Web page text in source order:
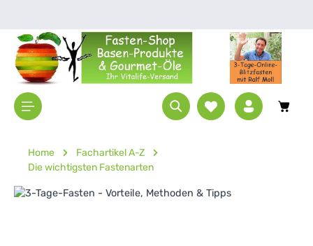
Home
Fachartikel A-Z
Die wichtigsten Fastenarten
Bildergalerie überspringen